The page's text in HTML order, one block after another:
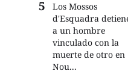
Los Mossos
d'Esquadra
a un hombre
vinculado con la
muerte de otro en
Nou...